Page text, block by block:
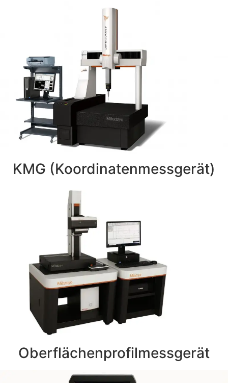
KMG (Koordinatenmessgerät)
Oberflächenprofilmessgerät